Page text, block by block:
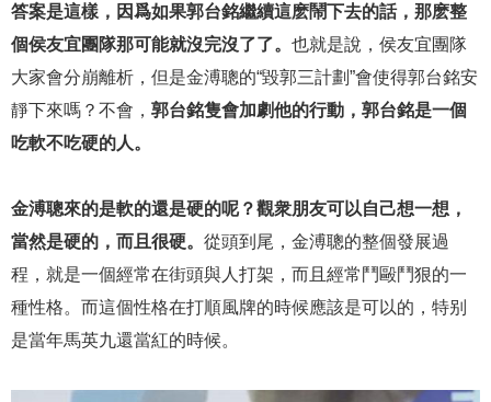
答案是這樣，因爲如果郭台銘繼續這麽鬧下去的話，那麽整
個侯友宜團隊那可能就沒完沒了了。 也就是說，侯友宜團隊
大家會分崩離析，但是金溥聰的“毀郭三計劃”會使得郭台銘安
靜下來嗎？不會， 郭台銘隻會加劇他的行動，郭台銘是一個
吃軟不吃硬的人。
金溥聰來的是軟的還是硬的呢？觀衆朋友可以自己想一想，
當然是硬的，而且很硬。 從頭到尾，金溥聰的整個發展過
程，就是一個經常在街頭與人打架，而且經常鬥毆鬥狠的一
種性格。而這個性格在打順風牌的時候應該是可以的，特别
是當年馬英九還當紅的時候。